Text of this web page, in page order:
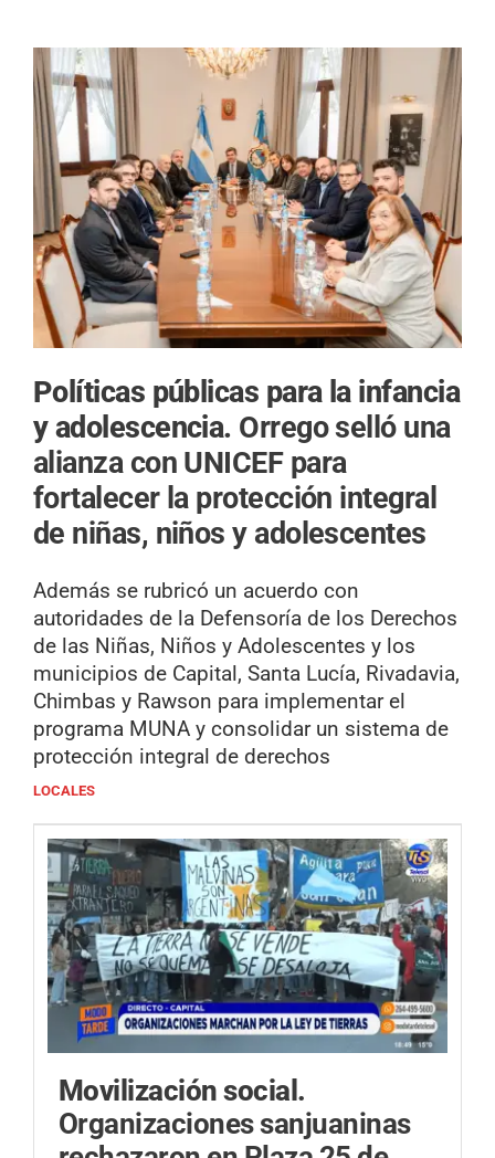
Políticas públicas para la infancia
y adolescencia. Orrego selló una
alianza con UNICEF para
fortalecer la protección integral
de niñas, niños y adolescentes
Además se rubricó un acuerdo con
autoridades de la Defensoría de los Derechos
de las Niñas, Niños y Adolescentes y los
municipios de Capital, Santa Lucía, Rivadavia,
Chimbas y Rawson para implementar el
programa MUNA y consolidar un sistema de
protección integral de derechos
LOCALES
Movilización social.
Organizaciones sanjuaninas